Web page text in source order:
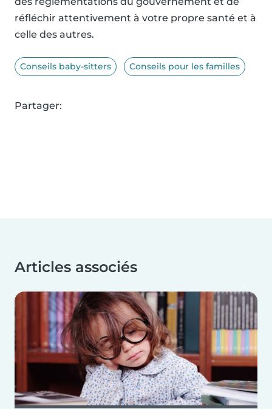
réfléchir attentivement à votre propre santé et à
celle des autres.
Conseils baby-sitters Conseils pour les familles
Partager:
Articles associés